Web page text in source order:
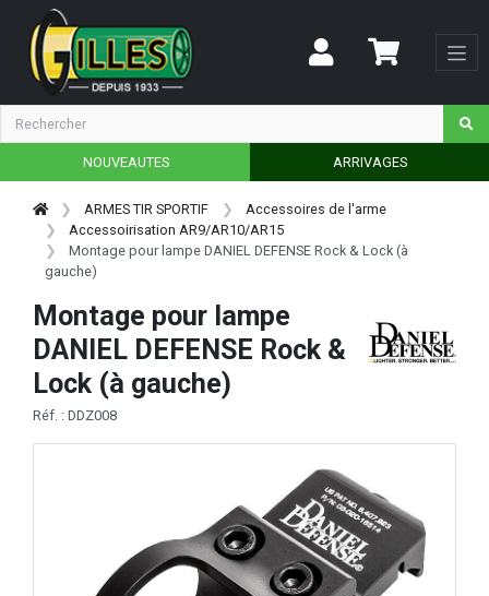
NOUVEAUTES ARRIVAGES
ARMES TIR SPORTIF
Accessoires de l'arme
Accessoirisation AR9/AR10/AR15
Montage pour lampe DANIEL DEFENSE Rock & Lock (à
gauche)
Montage pour lampe
DANIEL DEFENSE Rock &
Lock (à gauche)
Réf. : DDZ008